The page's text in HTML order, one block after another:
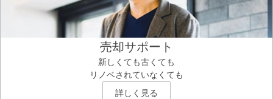
売却サポート
新しくても古くても
リノベされていなくても
詳しく見る